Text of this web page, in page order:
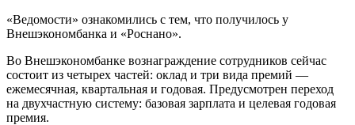
«Ведомости» ознакомились с тем, что получилось у
Внешэкономбанка и «Роснано».
Во Внешэкономбанке вознаграждение сотрудников сейчас
состоит из четырех частей: оклад и три вида премий —
ежемесячная, квартальная и годовая. Предусмотрен переход
на двухчастную систему: базовая зарплата и целевая годовая
премия.